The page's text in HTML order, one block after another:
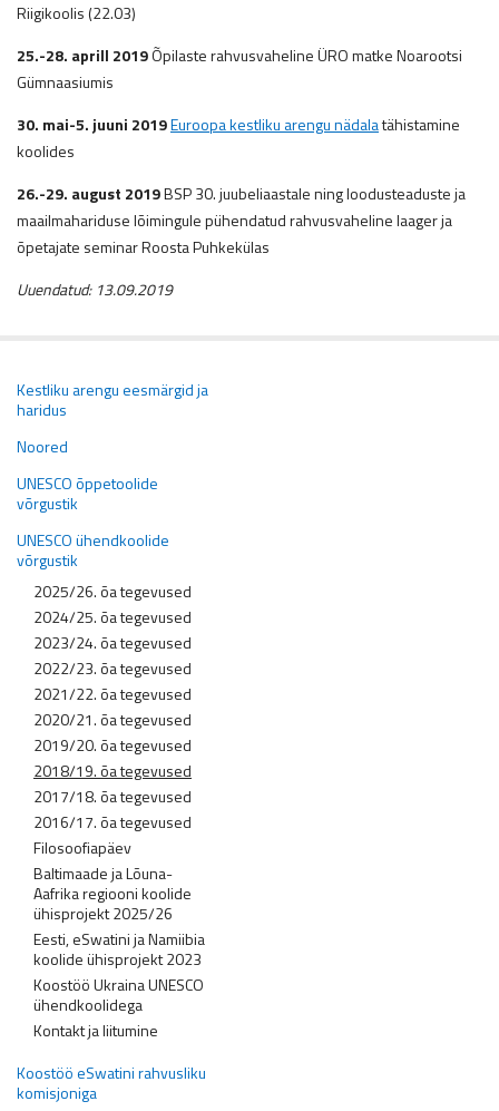
Kestliku arengu eesmärgid ja
haridus
Noored
UNESCO õppetoolide
võrgustik
UNESCO ühendkoolide
võrgustik
2025/26. õa tegevused
2024/25. õa tegevused
2023/24. õa tegevused
2022/23. õa tegevused
2021/22. õa tegevused
2020/21. õa tegevused
2019/20. õa tegevused
2018/19. õa tegevused
2017/18. õa tegevused
2016/17. õa tegevused
Filosoofiapäev
Baltimaade ja Lõuna-
Aafrika regiooni koolide
ühisprojekt 2025/26
Eesti, eSwatini ja Namiibia
koolide ühisprojekt 2023
Koostöö Ukraina UNESCO
ühendkoolidega
Kontakt ja liitumine
Koostöö eSwatini rahvusliku
komisjoniga
Riigikoolis (22.03)
25.-28. aprill 2019Õpilaste rahvusvaheline ÜRO matke Noarootsi
Gümnaasiumis
30. mai-5. juuni 2019Euroopa kestliku arengu nädalatähistamine
koolides
26.-29. august 2019BSP 30. juubeliaastale ning loodusteaduste ja
maailmahariduse lõimingule pühendatud rahvusvaheline laager ja
õpetajate seminar Roosta Puhkekülas
Uuendatud: 13.09.2019